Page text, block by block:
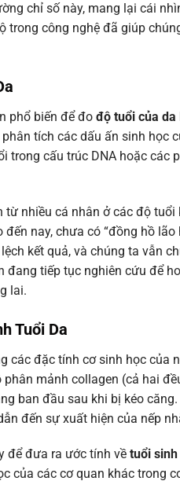
chỉ số này, mang lại cái
công nghệ đã giúp
phổ biến để đo độ tuổi của da
tích các dấu ấn sinh học
trong cấu trúc DNA hoặc các
nhiều cá nhân ở các độ
nay, chưa có “đồng hồ
kết quả, và chúng ta vẫn
tiếp tục nghiên cứu để
lai.
Tuổi Da
các đặc tính cơ sinh học của
mảnh collagen (cả hai
ban đầu sau khi bị kéo
đến sự xuất hiện của nếp
để đưa ra ước tính về tuổi sinh
của các cơ quan khác trong